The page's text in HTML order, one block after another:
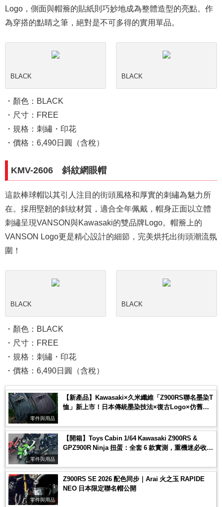
Logo，側面與帽簷的貼紙則巧妙地成為整體造型的亮點。作
為穿搭的點睛之筆，絕對是不可多得的實用單品。
BLACK BLACK
・顏色：BLACK
・尺寸：FREE
・規格：刺繡・印花
・價格：6,490日圓（含稅）
KMV-2606 斜紋網眼帽
這款棒球帽以其引人注目的街頭風格和厚實的刺繡為魅力所
在。採用堅韌的斜紋材質，適合全年佩戴，帽身正面以立體
刺繡呈現VANSON與Kawasaki的雙品牌Logo。帽簷上的
VANSON Logo更是精心設計的細節，完美烘托出街頭潮流氛
圍！
BLACK BLACK
・顏色：BLACK
・尺寸：FREE
・規格：刺繡・印花
・價格：6,490日圓（含稅）
零件與用品
【新產品】Kawasaki×久米纖維「Z900RS聯名墨染T
恤」新上市！日本傳統墨染技法×復古Logo×仿舊印
零件與用品
【開箱】Toys Cabin 1/64 Kawasaki Z900RS &
GPZ900R Ninja 扭蛋：全套 6 款實測，重機迷必收的
零件與用品
Z900RS SE 2026 配色同步｜Arai 火之玉 RAPIDE
NEO 日本限定聯名帽公開